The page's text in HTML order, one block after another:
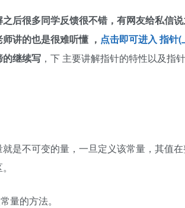
后很多同学反馈很不错，有网友给私信
讲的也是很难听懂 ， 点击即可进入 指针(
的继续写 ，下 主要讲解指针的特性以及指
是不可变的量，一旦定义该常量，其值
量的方法。